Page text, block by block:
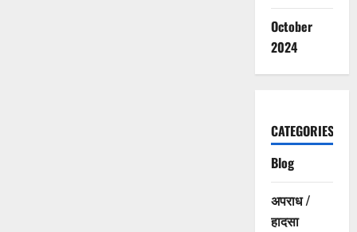
October
2024
CATEGORIES
Blog
अपराध /
हादसा